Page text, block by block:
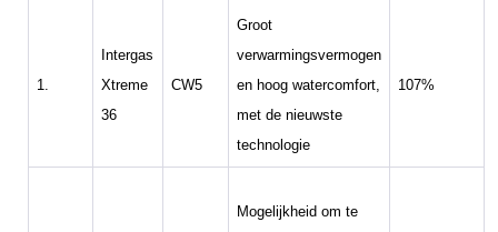
1.
Intergas
Xtreme
36
CW5
Groot
verwarmingsvermogen
en hoog watercomfort,
met de nieuwste
technologie
107%
Mogelijkheid om te